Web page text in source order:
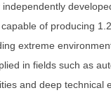
of producing
extreme
in fields such as
and deep technical